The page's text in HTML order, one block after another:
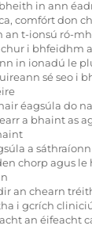
in ann
comfórt don
an t-ionsú ró-
i bhfeidhm
in ionadú le
sé seo i
éagsúla do
a bhaint as
a
chorp agus
an chearn
i gcrích
an éifeacht